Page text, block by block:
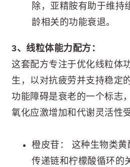
除，亚精胺有助于维持
龄相关的功能衰退。
3、线粒体能力配方：
这套配方专注于优化线粒体
生，以对抗疲劳并支持稳定
功能障碍是衰老的一个标志
氧化应激增加和代谢灵活性
橙皮苷： 这种生物类
传递链和柠檬酸循环的